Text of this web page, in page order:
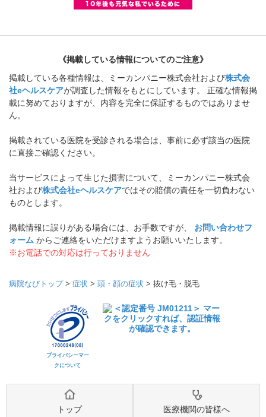
《掲載している情報についてのご注意》
掲載している各種情報は、ミーカンパニー株式会社および株式会
社eヘルスケアが調査した情報をもとにしています。 正確な情報掲
載に努めておりますが、内容を完全に保証するものではありませ
ん。
掲載されている医院を受診される場合は、事前に必ず該当の医院
に直接ご確認ください。
当サービスによって生じた損害について、ミーカンパニー株式会
社および株式会社eヘルスケアではその賠償の責任を一切負わない
ものとします。
掲載情報に誤りがある場合には、お手数ですが、 お問い合わせフ
ォーム からご連絡をいただけますようお願いいたします。
※お電話での対応は行っておりません
病院なびトップ> 症状 > 頭・顔の症状 > 抜け毛・脱毛
プライバシーマー
クについて
トップ 医療機関の皆様へ